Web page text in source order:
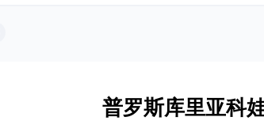
普罗斯库里亚科